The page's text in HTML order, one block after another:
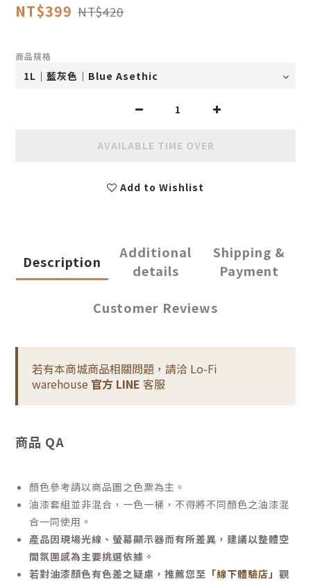
NT$399 NT$420
商品規格
AVAILABLE TIME OVER
Add to Wishlist
Description
Additional
details
Shipping &
Payment
Customer Reviews
若有本商城商品相關問題，請洽 Lo-Fi
warehouse 官方 LINE 客服
商品 QA
顏色參考請以商品圖之色票為主。
油漆套組並非混合，一色一桶，不得將不同顏色之油漆混
合一同使用。
產品因現場光線、螢幕顯示器而有所差異，建議以整體空
間氛圍感為主要挑選依據。
若對油漆顏色有色差之疑慮，推薦您至 「線下體驗店」 觀